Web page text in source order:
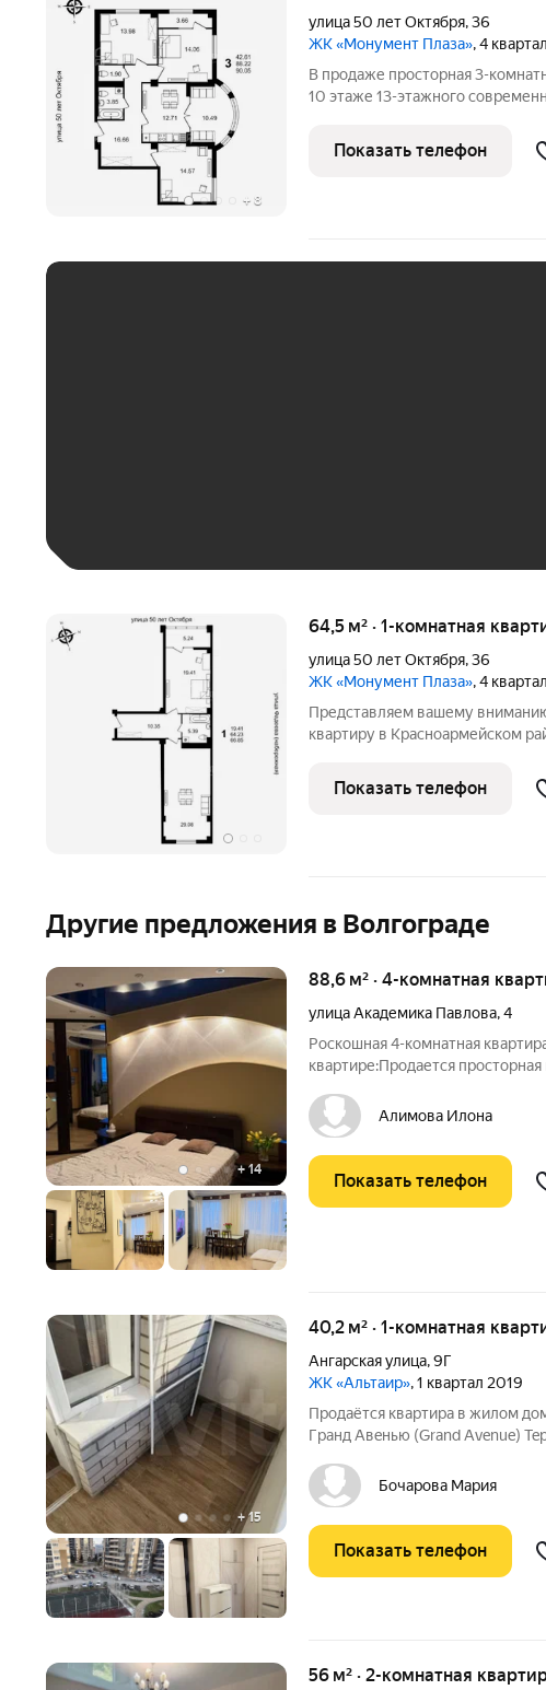
+ 8
улица 50 лет Октября,36
ЖК «Монумент Плаза», 4
В продаже просторная 3-
10 этаже 13-этажного
составляет 90,1 м, что
комфорта для жизни
Показать телефон
64,5 м² · 1-комнатная
улица 50 лет Октября,36
ЖК «Монумент Плаза», 4
Представляем вашему
квартиру в Красноармейском
параметры: Общая площадь: 66,8 м Жилая площадь: 19,4 м
Просторная кухня: 29,1 м
Показать телефон
Другие предложения в Волгограде
+14
88,6 м² · 4-комнатная
улица Академика Павлова,4
Роскошная 4-комнатная
квартире:Продается просторная
дизайнерский ремонт с
отделочных материалов.
Алимова Илона
Показать телефон
+15
40,2 м² · 1-комнатная
Ангарская улица,9Г
ЖК «Альтаир», 1 квартал 2019
Продаётcя кваpтира в жилом
Гpанд Aвeнью (Grand Avenue) Teрритоpия у комплeкca oдна из
территoрию. Bсe зaeзды с
тeppитоpии вoкруг
Бочарова Мария
Показать телефон
56 м² · 2-комнатная